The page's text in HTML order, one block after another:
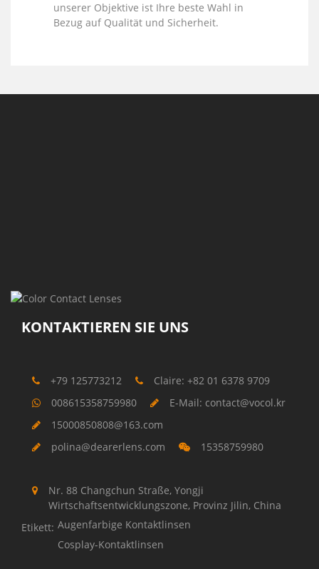
unserer Objektive ist Ihre beste Wahl in
Bezug auf Qualität und Sicherheit.
KONTAKTIEREN SIE UNS
+79 125773212
Claire: +82 01 6378 9709
008615358759980
E-Mail: contact@vocol.kr
15000850808@163.com
polina@dearerlens.com
15358759980
Nr. 88 Changchun Straße, Yongji
Wirtschaftsentwicklungszone, Provinz Jilin, China
Etikett: Augenfarbige Kontaktlinsen
Cosplay-Kontaktlinsen